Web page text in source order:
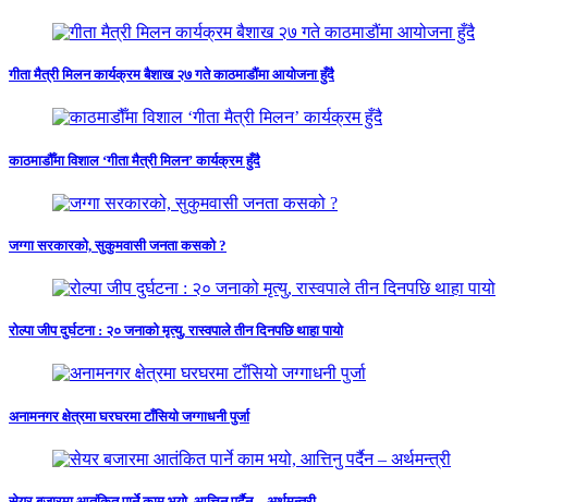
गीता मैत्री मिलन कार्यक्रम बैशाख २७ गते काठमाडौंमा आयोजना हुँदै
काठमाडौँमा विशाल ‘गीता मैत्री मिलन’ कार्यक्रम हुँदै
जग्गा सरकारको, सुकुमवासी जनता कसको ?
रोल्पा जीप दुर्घटना : २० जनाको मृत्यु, रास्वपाले तीन दिनपछि थाहा पायो
अनामनगर क्षेत्रमा घरघरमा टाँसियो जग्गाधनी पुर्जा